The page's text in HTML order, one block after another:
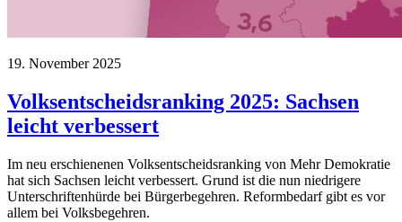
19. November 2025
Volksentscheidsranking 2025: Sachsen
leicht verbessert
Im neu erschienenen Volksentscheidsranking von Mehr Demokratie
hat sich Sachsen leicht verbessert. Grund ist die nun niedrigere
Unterschriftenhürde bei Bürgerbegehren. Reformbedarf gibt es vor
allem bei Volksbegehren.